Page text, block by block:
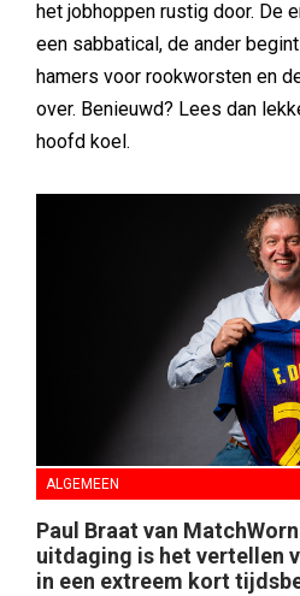
het jobhoppen rustig door. De
een sabbatical, de ander
hamers voor rookworsten en
over. Benieuwd? Lees dan
hoofd koel.
ALGEMEEN
Paul Braat van
uitdaging is het vertellen
in een extreem kort